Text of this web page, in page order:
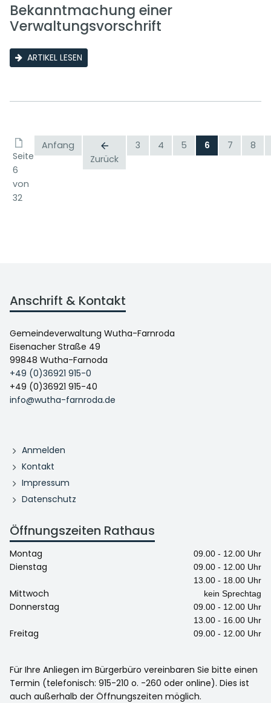
Bekanntmachung einer
Verwaltungsvorschrift
ARTIKEL LESEN
Seite
6
von
32
Anfang
Zurück
3 4 5 6 7 8
Anschrift & Kontakt
Gemeindeverwaltung Wutha-Farnroda
Eisenacher Straße 49
99848 Wutha-Farnoda
+49 (0)36921 915-0
+49 (0)36921 915-40
info@wutha-farnroda.de
Anmelden
Kontakt
Impressum
Datenschutz
Öffnungszeiten Rathaus
Montag 09.00 - 12.00 Uhr
Dienstag
09.00 - 12.00 Uhr
13.00 - 18.00 Uhr
Mittwoch kein Sprechtag
Donnerstag
09.00 - 12.00 Uhr
13.00 - 16.00 Uhr
Freitag 09.00 - 12.00 Uhr
Für Ihre Anliegen im Bürgerbüro vereinbaren Sie bitte einen
Termin (telefonisch: 915-210 o. -260 oder online). Dies ist
auch außerhalb der Öffnungszeiten möglich.